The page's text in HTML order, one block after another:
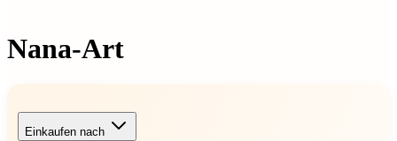
Nana-Art
Einkaufen nach